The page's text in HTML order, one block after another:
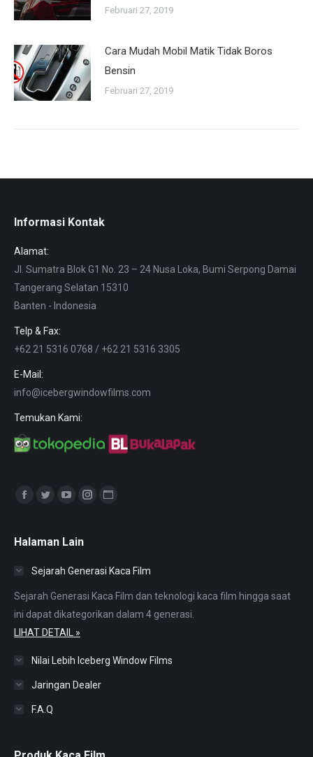
Februari 27, 2019
Cara Mudah Mobil Matik Tidak Boros
Bensin
Februari 27, 2019
Informasi Kontak
Alamat:
Jl. Sumatra Blok G1 No. 23 – 24 Nusa Loka, Bumi Serpong Damai
Tangerang Selatan 15310
Banten - Indonesia
Telp & Fax:
+62 21 5316 0768 / +62 21 5316 3305
E-Mail:
info@icebergwindowfilms.com
Temukan Kami:
Find us on:
opens
new
window
opens
new
window
YouTube
opens
new
window
Instagram
new
window
new
window
Halaman Lain
Sejarah Generasi Kaca Film
Sejarah Generasi Kaca Film dan teknologi kaca film hingga saat
ini dapat dikategorikan dalam 4 generasi.
LIHAT DETAIL »
Nilai Lebih Iceberg Window Films
Jaringan Dealer
F.A.Q